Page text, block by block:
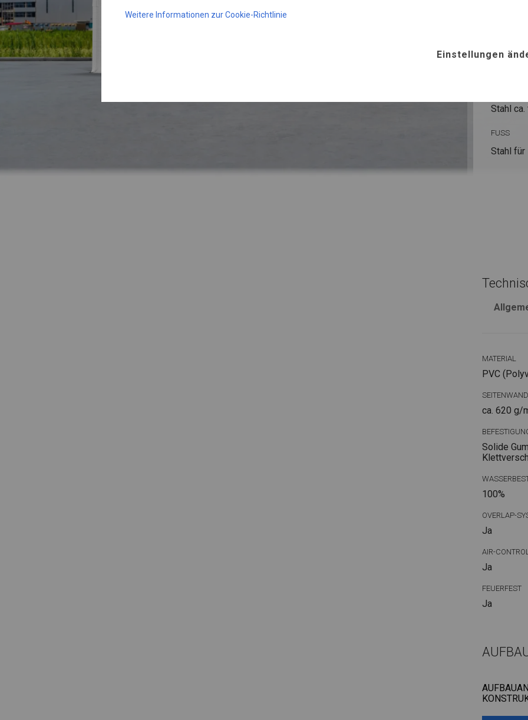
Stahl ca.
FUSS
Stahl für
MATERIAL
PVC
ca. 620 g/
Solide
100%
OVERLAP-
Ja
AIR-
Ja
FEUERFEST
Ja
Weitere Informationen zur Cookie-Richtlinie
Einstellungen